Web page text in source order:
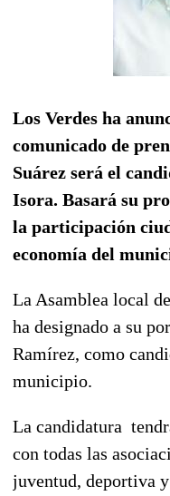
Los Verdes ha
comunicado de
Suárez será el
Isora. Basará su
la participación
economía del
La Asamblea local
ha designado a su
Ramírez, como
municipio.
La candidatura
con todas las
juventud, deportiva